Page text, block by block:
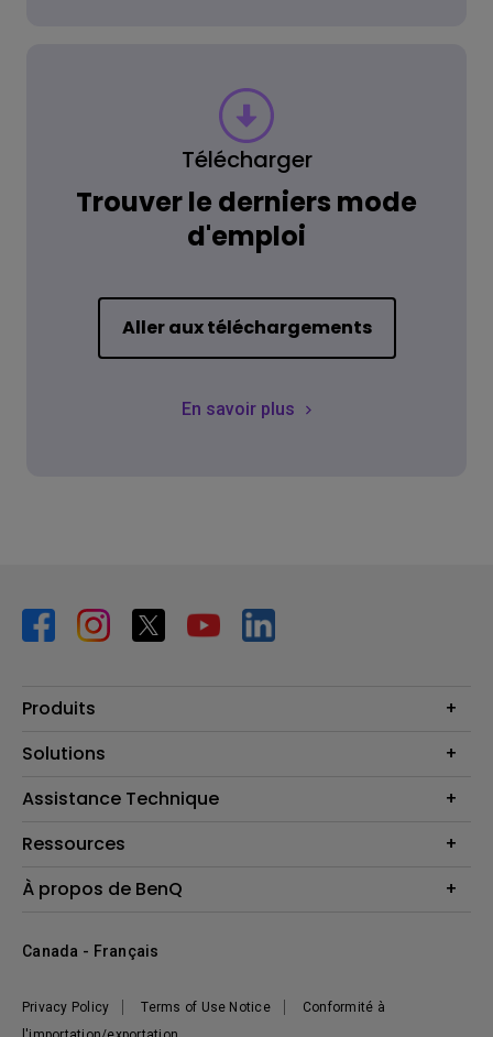
Télécharger
Trouver le derniers mode
d'emploi
Aller aux téléchargements
En savoir plus
Produits
Vidéoprojecteurs
Éclairage
Haut-parleur
Solutions
Business Display
Assistance Technique
Contactez-nous
Recycling
Ressources
Centre de connaissances
À propos de BenQ
Développement durable
Privacy Policy
Terms of Use Notice
Conformité à
Canada - Français